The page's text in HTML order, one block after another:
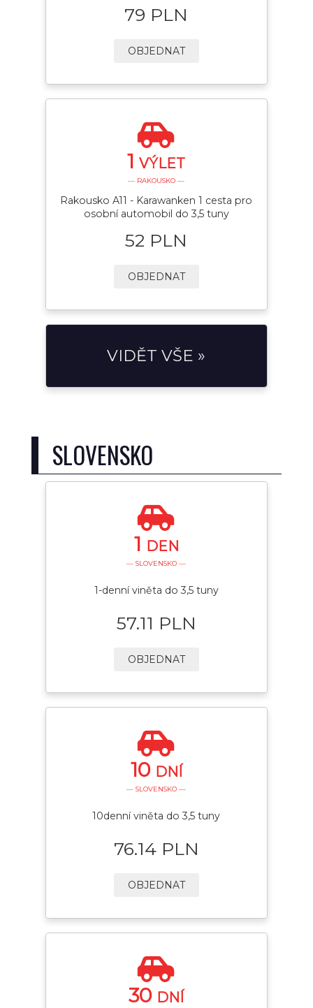
79 PLN
OBJEDNAT
1VÝLET
— RAKOUSKO —
Rakousko A11 - Karawanken 1 cesta pro
osobní automobil do 3,5 tuny
52 PLN
OBJEDNAT
VIDĚT VŠE »
SLOVENSKO
1 DEN
— SLOVENSKO —
1-denní viněta do 3,5 tuny
57.11 PLN
OBJEDNAT
10 DNÍ
— SLOVENSKO —
10denní viněta do 3,5 tuny
76.14 PLN
OBJEDNAT
30 DNÍ